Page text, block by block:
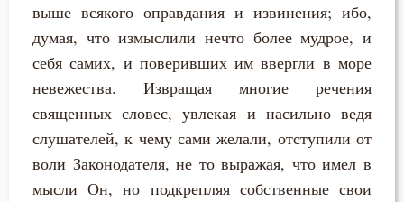
выше всякого оправдания и извинения; ибо,
думая, что измыслили нечто более мудрое, и
себя самих, и поверивших им ввергли в море
невежества. Извращая многие речения
священных словес, увлекая и насильно ведя
слушателей, к чему сами желали, отступили от
воли Законодателя, не то выражая, что имел в
мысли Он, но подкрепляя собственные свои